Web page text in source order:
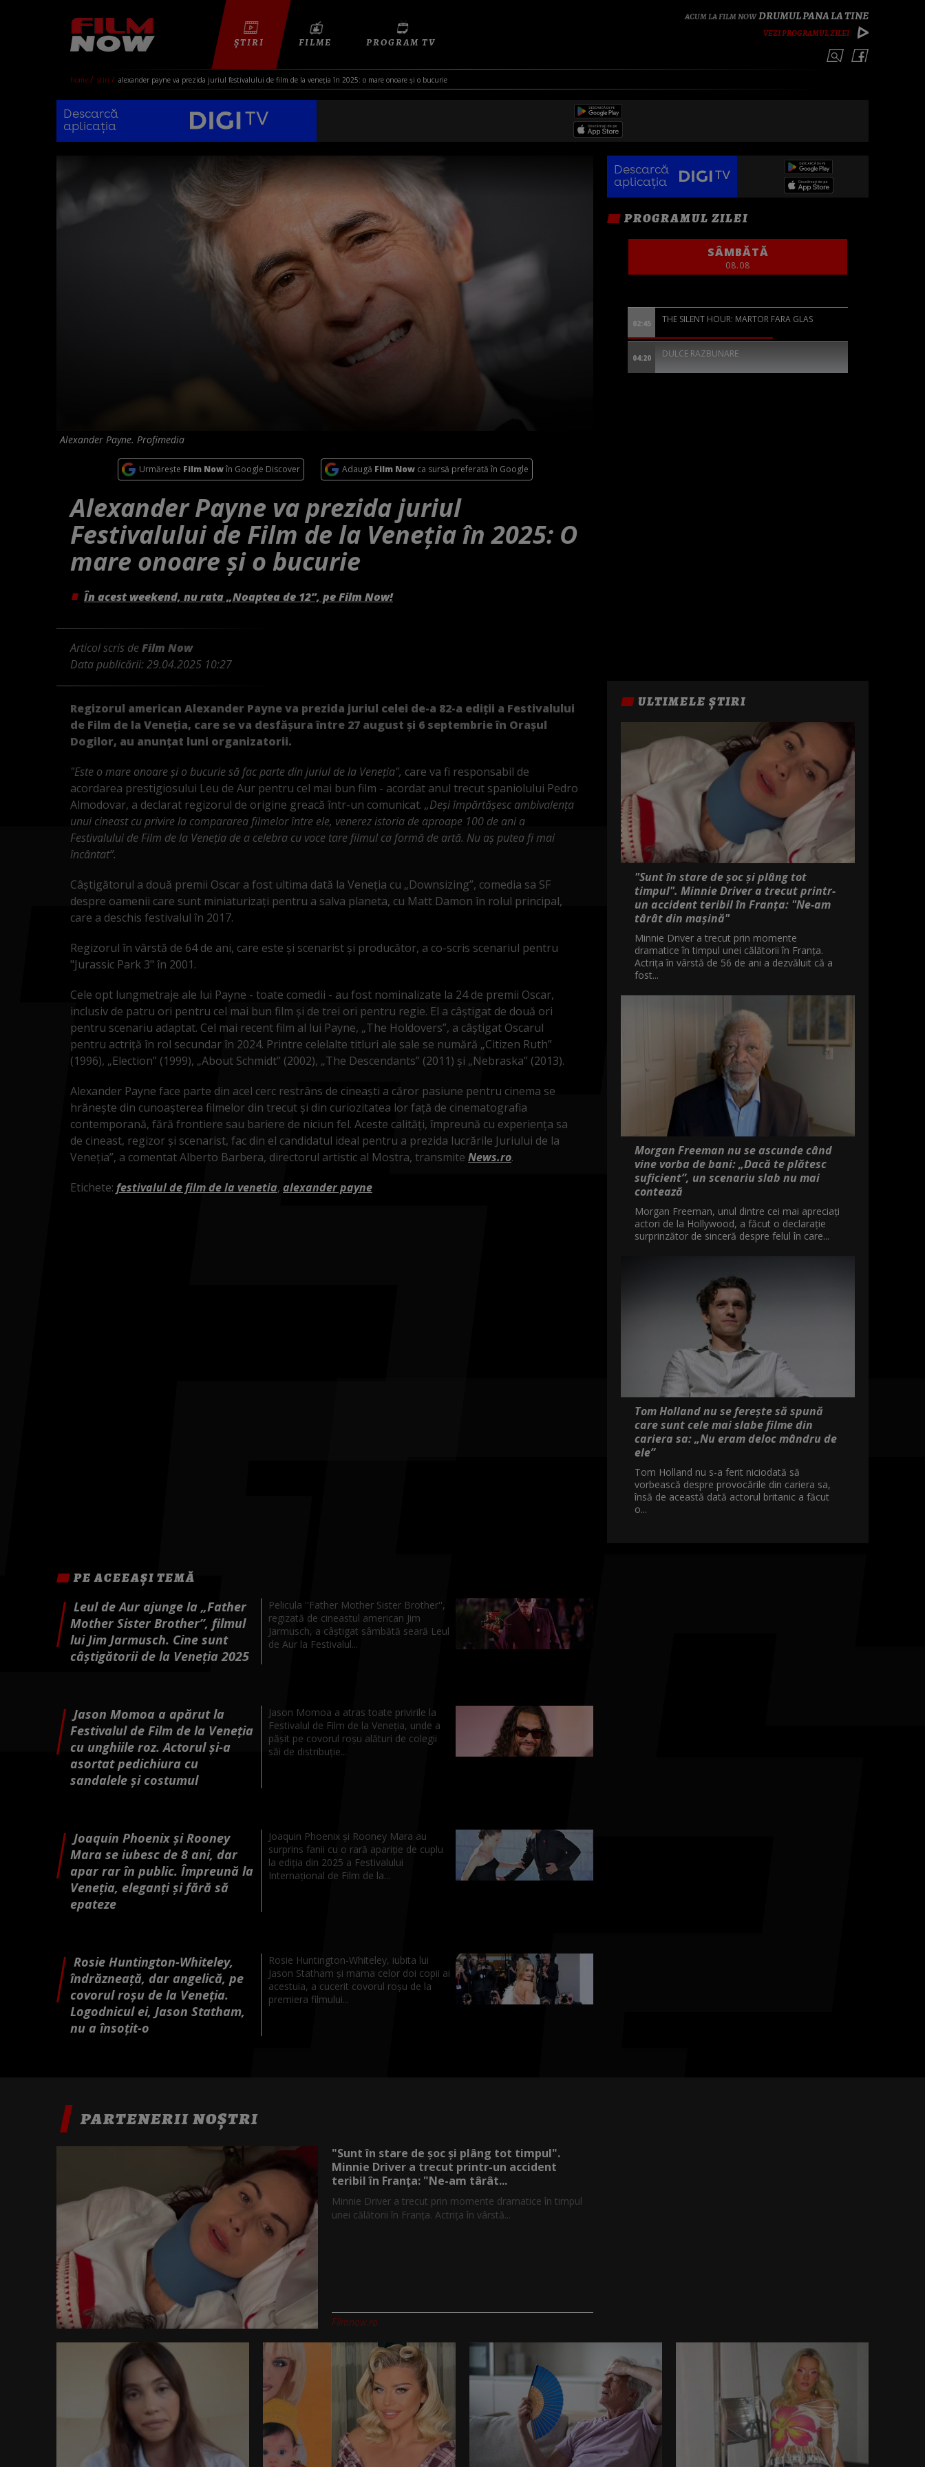
DRUMUL PANA LA TINE
VEZI PROGRAMUL ZILEI
ȘTIRI FILME PROGRAM TV
home stiri alexander payne va prezida juriul festivalului de film de la veneţia în 2025: o mare onoare și o bucurie
Descarcă
aplicația
Alexander Payne. Profimedia
Urmărește Film Nowîn Google Discover Adaugă Film Nowca sursă preferată în Google
Alexander Payne va prezida juriul
Festivalului de Film de la Veneţia în 2025: O
mare onoare și o bucurie
În acest weekend, nu rata „Noaptea de 12”, pe Film Now!
Articol scris deFilm Now
Data publicării:29.04.2025 10:27
Regizorul american Alexander Payne va prezida juriul celei de-a 82-a ediţii a Festivalului
de Film de la Veneţia, care se va desfăşura între 27 august şi 6 septembrie în Oraşul
Dogilor, au anunţat luni organizatorii.
"Este o mare onoare şi o bucurie să fac parte din juriul de la Veneţia", care va fi responsabil de
acordarea prestigiosului Leu de Aur pentru cel mai bun film - acordat anul trecut spaniolului Pedro
Almodovar, a declarat regizorul de origine greacă într-un comunicat. „Deşi împărtăşesc ambivalenţa
unui cineast cu privire la compararea filmelor între ele, venerez istoria de aproape 100 de ani a
Festivalului de Film de la Veneţia de a celebra cu voce tare filmul ca formă de artă. Nu aş putea fi mai
încântat”.
Câştigătorul a două premii Oscar a fost ultima dată la Veneţia cu „Downsizing”, comedia sa SF
despre oamenii care sunt miniaturizaţi pentru a salva planeta, cu Matt Damon în rolul principal,
care a deschis festivalul în 2017.
Regizorul în vârstă de 64 de ani, care este şi scenarist şi producător, a co-scris scenariul pentru
"Jurassic Park 3" în 2001.
Cele opt lungmetraje ale lui Payne - toate comedii - au fost nominalizate la 24 de premii Oscar,
inclusiv de patru ori pentru cel mai bun film şi de trei ori pentru regie. El a câştigat de două ori
pentru scenariu adaptat. Cel mai recent film al lui Payne, „The Holdovers”, a câştigat Oscarul
pentru actriţă în rol secundar în 2024. Printre celelalte titluri ale sale se numără „Citizen Ruth”
(1996), „Election” (1999), „About Schmidt” (2002), „The Descendants” (2011) şi „Nebraska” (2013).
Alexander Payne face parte din acel cerc restrâns de cineaşti a căror pasiune pentru cinema se
hrăneşte din cunoaşterea filmelor din trecut şi din curiozitatea lor faţă de cinematografia
contemporană, fără frontiere sau bariere de niciun fel. Aceste calităţi, împreună cu experienţa sa
de cineast, regizor şi scenarist, fac din el candidatul ideal pentru a prezida lucrările Juriului de la
Veneţia”, a comentat Alberto Barbera, directorul artistic al Mostra, transmite News.ro.
Etichete: festivalul de film de la venetia, alexander payne
Descarcă
aplicația
PROGRAMUL ZILEI
SÂMBĂTĂ
08.08
02:45 THE SILENT HOUR: MARTOR FARA GLAS
04:20 DULCE RAZBUNARE
ULTIMELE ȘTIRI
"Sunt în stare de șoc și plâng tot
timpul". Minnie Driver a trecut printr-
un accident teribil în Franța: "Ne-am
târât din mașină"
Minnie Driver a trecut prin momente
dramatice în timpul unei călătorii în Franța.
Actrița în vârstă de 56 de ani a dezvăluit că a
fost...
Morgan Freeman nu se ascunde când
vine vorba de bani: „Dacă te plătesc
suficient”, un scenariu slab nu mai
contează
Morgan Freeman, unul dintre cei mai apreciați
actori de la Hollywood, a făcut o declarație
surprinzător de sinceră despre felul în care...
Tom Holland nu se ferește să spună
care sunt cele mai slabe filme din
cariera sa: „Nu eram deloc mândru de
ele”
Tom Holland nu s-a ferit niciodată să
vorbească despre provocările din cariera sa,
însă de această dată actorul britanic a făcut
o...
PE ACEEAȘI TEMĂ
Leul de Aur ajunge la „Father
Mother Sister Brother”, filmul
lui Jim Jarmusch. Cine sunt
câștigătorii de la Veneţia 2025
Pelicula ''Father Mother Sister Brother'',
regizată de cineastul american Jim
Jarmusch, a câştigat sâmbătă seară Leul
de Aur la Festivalul...
Jason Momoa a apărut la
Festivalul de Film de la Veneția
cu unghiile roz. Actorul și-a
asortat pedichiura cu
sandalele și costumul
Jason Momoa a atras toate privirile la
Festivalul de Film de la Veneția, unde a
pășit pe covorul roșu alături de colegii
săi de distribuție...
Joaquin Phoenix și Rooney
Mara se iubesc de 8 ani, dar
apar rar în public. Împreună la
Veneția, eleganți și fără să
epateze
Joaquin Phoenix și Rooney Mara au
surprins fanii cu o rară apariție de cuplu
la ediția din 2025 a Festivalului
Internațional de Film de la...
Rosie Huntington-Whiteley,
îndrăzneață, dar angelică, pe
covorul roșu de la Veneția.
Logodnicul ei, Jason Statham,
nu a însoțit-o
Rosie Huntington-Whiteley, iubita lui
Jason Statham și mama celor doi copii ai
acestuia, a cucerit covorul roșu de la
premiera filmului...
PARTENERII NOȘTRI
"Sunt în stare de șoc și plâng tot timpul".
Minnie Driver a trecut printr-un accident
teribil în Franța: "Ne-am târât...
Minnie Driver a trecut prin momente dramatice în timpul
unei călătorii în Franța. Actrița în vârstă...
Filmnow.ro